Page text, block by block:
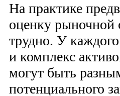
На практике
оценку рыночной
трудно. У
и комплекс
могут быть
потенциального